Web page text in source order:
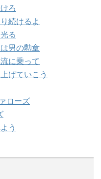
ろ
続けるよ
る
男の勲章
に乗って
げていこう
ローズ
う